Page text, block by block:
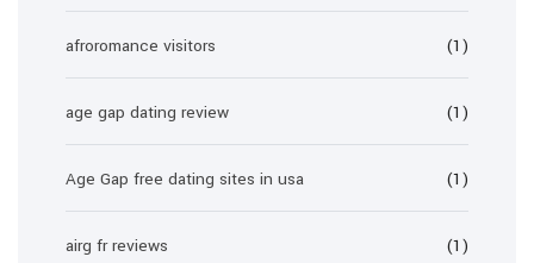
afroromance visitors (1)
age gap dating review (1)
Age Gap free dating sites in usa (1)
airg fr reviews (1)